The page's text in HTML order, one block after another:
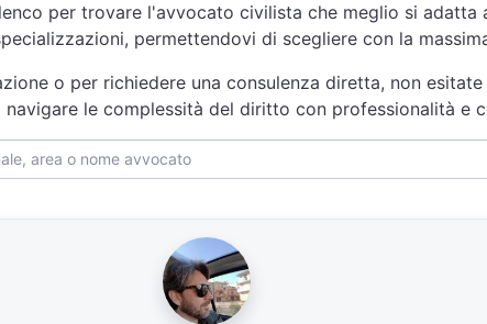
per trovare l'avvocato civilista che meglio si
permettendovi di scegliere con la
o per richiedere una consulenza diretta, non
navigare le complessità del diritto con professionalità e